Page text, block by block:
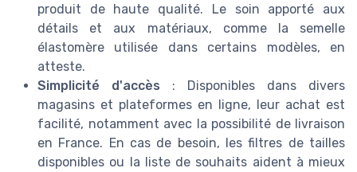
produit de haute qualité. Le soin apporté aux
détails et aux matériaux, comme la semelle
élastomère utilisée dans certains modèles, en
atteste.
Simplicité d'accès : Disponibles dans divers
magasins et plateformes en ligne, leur achat est
facilité, notamment avec la possibilité de livraison
en France. En cas de besoin, les filtres de tailles
disponibles ou la liste de souhaits aident à mieux